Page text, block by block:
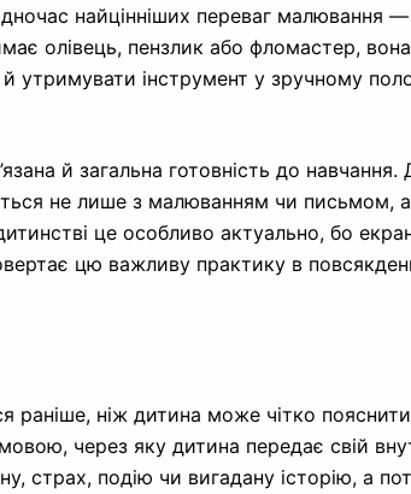
найцінніших переваг малювання —
олівець, пензлик або фломастер,
й утримувати інструмент у зручному
й загальна готовність до
не лише з малюванням чи письмом,
це особливо актуально, бо
цю важливу практику в
раніше, ніж дитина може чітко
через яку дитина передає свій
страх, подію чи вигадану історію, а